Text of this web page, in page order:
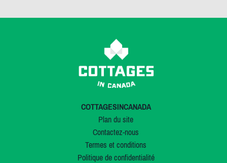
COTTAGESINCANADA
Plan du site
Contactez-nous
Termes et conditions
Politique de confidentialité